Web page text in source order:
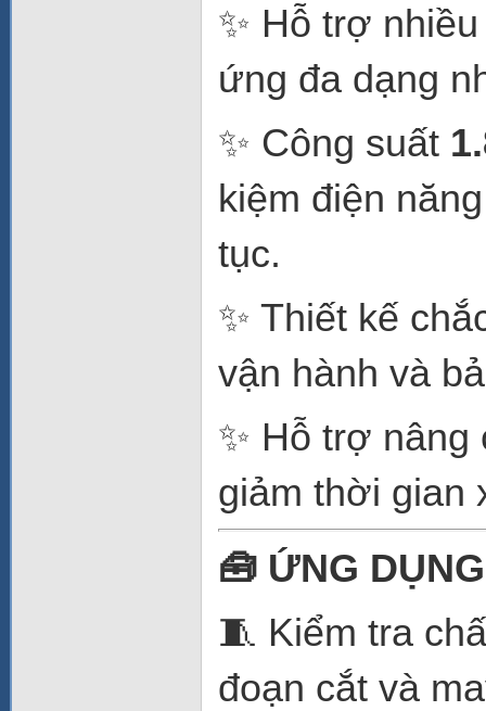
✨ Hỗ trợ
ứng đa dạng
✨ Công suất
kiệm điện
tục.
✨ Thiết kế
vận hành và
✨ Hỗ trợ
giảm thời gian
🧰 ỨNG
🧵 Kiểm tra
đoạn cắt và